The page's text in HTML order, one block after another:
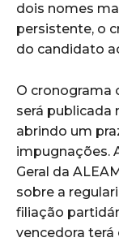
dois nomes
persistente, o
do candidato
O cronograma
será publicada
abrindo um
impugnações.
Geral da
sobre a
filiação
vencedora